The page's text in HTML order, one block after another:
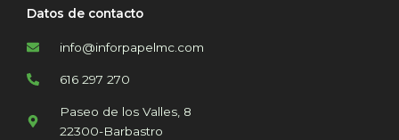
Datos de contacto
info@inforpapelmc.com
616 297 270
Paseo de los Valles, 8
22300-Barbastro